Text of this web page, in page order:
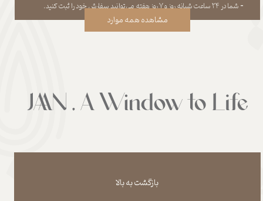
​​​​​​​​​​​​​​- شما در ۲۴ ساعت شبانه روز و ۷ روز هفته می‌‏توانید سفارش خود را ثبت کنید.
مشاهده همه موارد
بازگشت به بالا